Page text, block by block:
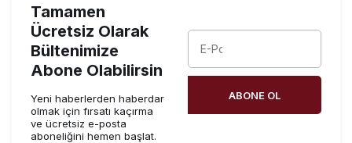
Tamamen
Ücretsiz Olarak
Bültenimize
Abone Olabilirsin
Yeni haberlerden haberdar
olmak için fırsatı kaçırma
ve ücretsiz e-posta
aboneliğini hemen başlat.
ABONE OL